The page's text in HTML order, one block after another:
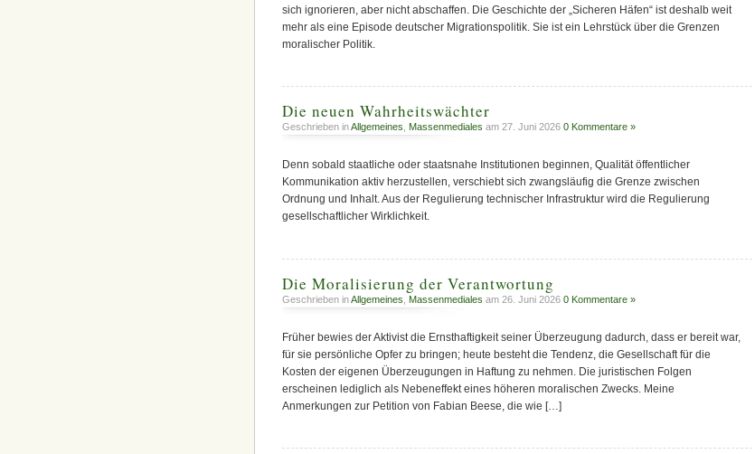
sich ignorieren, aber nicht abschaffen. Die Geschichte der „Sicheren Häfen“ ist deshalb weit
mehr als eine Episode deutscher Migrationspolitik. Sie ist ein Lehrstück über die Grenzen
moralischer Politik.
Die neuen Wahrheitswächter
Geschrieben inAllgemeines Massenmediales am 27. Juni 2026 0 Kommentare »
Denn sobald staatliche oder staatsnahe Institutionen beginnen, Qualität öffentlicher
Kommunikation aktiv herzustellen, verschiebt sich zwangsläufig die Grenze zwischen
Ordnung und Inhalt. Aus der Regulierung technischer Infrastruktur wird die Regulierung
gesellschaftlicher Wirklichkeit.
Die Moralisierung der Verantwortung
Geschrieben inAllgemeines Massenmediales am 26. Juni 2026 0 Kommentare »
Früher bewies der Aktivist die Ernsthaftigkeit seiner Überzeugung dadurch, dass er bereit war,
für sie persönliche Opfer zu bringen; heute besteht die Tendenz, die Gesellschaft für die
Kosten der eigenen Überzeugungen in Haftung zu nehmen. Die juristischen Folgen
erscheinen lediglich als Nebeneffekt eines höheren moralischen Zwecks. Meine
Anmerkungen zur Petition von Fabian Beese, die wie […]